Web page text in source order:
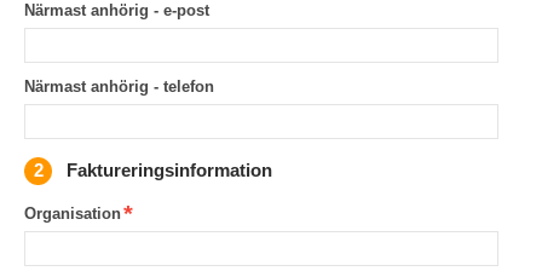
Närmast anhörig - e-post
Närmast anhörig - telefon
Faktureringsinformation
Organisation